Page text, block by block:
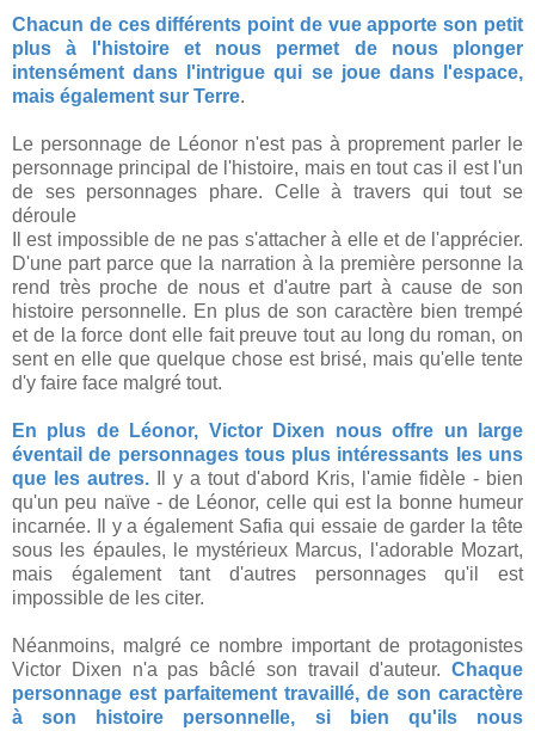
Chacun de ces différents point de vue apporte son petit
plus à l'histoire et nous permet de nous plonger
intensément dans l'intrigue qui se joue dans l'espace,
mais également sur Terre.
Le personnage de Léonor n'est pas à proprement parler le
personnage principal de l'histoire, mais en tout cas il est l'un
de ses personnages phare. Celle à travers qui tout se
déroule
Il est impossible de ne pas s'attacher à elle et de l'apprécier.
D'une part parce que la narration à la première personne la
rend très proche de nous et d'autre part à cause de son
histoire personnelle. En plus de son caractère bien trempé
et de la force dont elle fait preuve tout au long du roman, on
sent en elle que quelque chose est brisé, mais qu'elle tente
d'y faire face malgré tout.
En plus de Léonor, Victor Dixen nous offre un large
éventail de personnages tous plus intéressants les uns
que les autres. Il y a tout d'abord Kris, l'amie fidèle - bien
qu'un peu naïve - de Léonor, celle qui est la bonne humeur
incarnée. Il y a également Safia qui essaie de garder la tête
sous les épaules, le mystérieux Marcus, l'adorable Mozart,
mais également tant d'autres personnages qu'il est
impossible de les citer.
Néanmoins, malgré ce nombre important de protagonistes
Victor Dixen n'a pas bâclé son travail d'auteur. Chaque
personnage est parfaitement travaillé, de son caractère
à son histoire personnelle, si bien qu'ils nous